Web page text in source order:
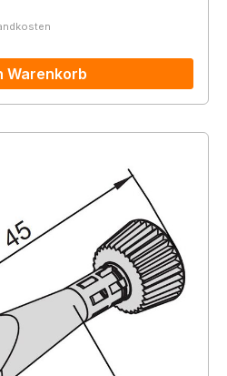
Warenkorb